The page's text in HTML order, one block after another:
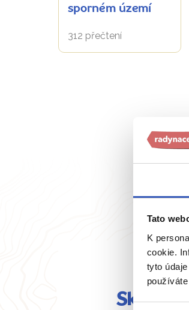
Tato
K
cookie.
tyto
sporném území
312 přečtení
Skryté